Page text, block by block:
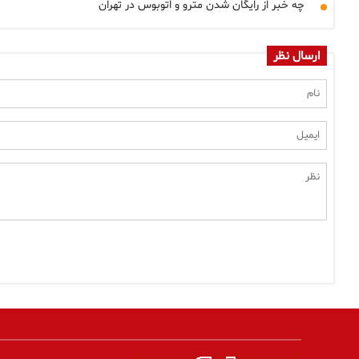
چه خبر از رایگان شدن مترو و اتوبوس در تهران
ارسال نظر